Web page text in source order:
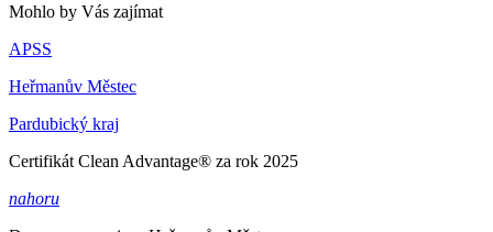
Mohlo by Vás zajímat
APSS
Heřmanův Městec
Pardubický kraj
Certifikát Clean Advantage® za rok 2025
nahoru